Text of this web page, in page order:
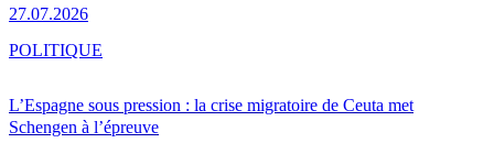
27.07.2026
L’Espagne sous pression : la crise migratoire de Ceuta met
Schengen à l’épreuve
POLITIQUE